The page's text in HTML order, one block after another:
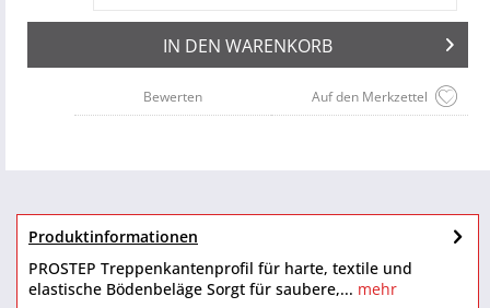
IN DEN WARENKORB
Auf den Merkzettel
Bewerten
Produktinformationen
PROSTEP Treppenkantenprofil für harte, textile und
elastische Bödenbeläge Sorgt für saubere,... mehr